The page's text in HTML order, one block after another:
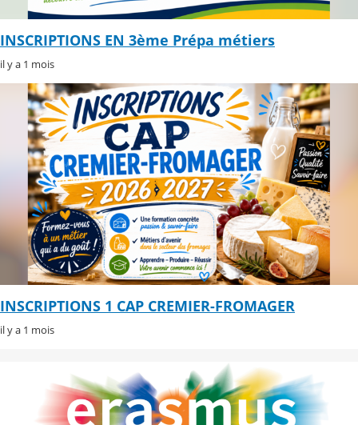
INSCRIPTIONS EN 3ème Prépa métiers
il y a 1 mois
INSCRIPTIONS 1 CAP CREMIER-FROMAGER
il y a 1 mois